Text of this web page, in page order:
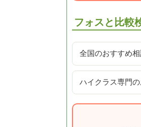
フォスと比較
全国のおすすめ
ハイクラス専門